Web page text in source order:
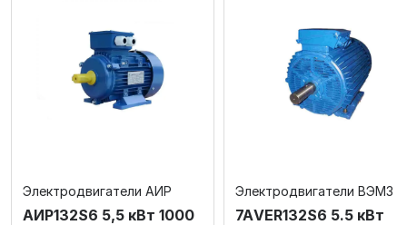
Электродвигатели АИР
АИР132S6 5,5 кВт 1000
Электродвигатели ВЭМЗ
7АVЕR132S6 5.5 кВт